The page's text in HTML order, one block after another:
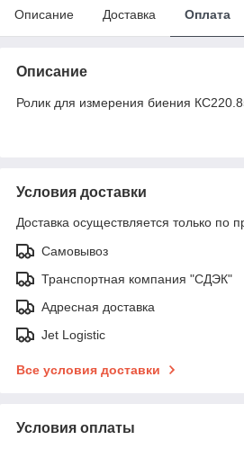
Описание Доставка Оплата
Описание
Ролик для измерения биения
Условия доставки
Доставка осуществляется только по
Самовывоз
Транспортная компания "СДЭК"
Адресная доставка
Jet Logistic
Все условия доставки
Условия оплаты